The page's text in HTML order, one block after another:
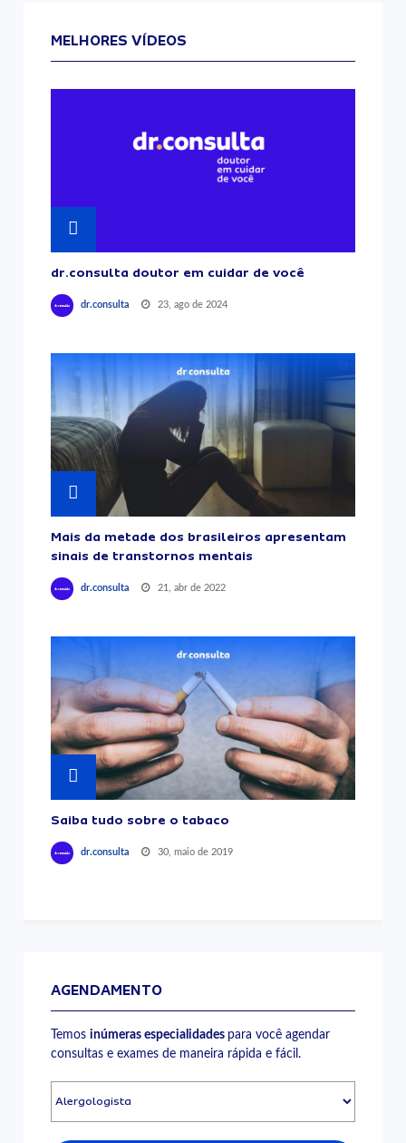
MELHORES VÍDEOS
dr.consulta doutor em cuidar de você
dr.consulta 23, ago de 2024
Mais da metade dos brasileiros apresentam
sinais de transtornos mentais
dr.consulta 21, abr de 2022
Saiba tudo sobre o tabaco
dr.consulta 30, maio de 2019
AGENDAMENTO
Temosinúmeras especialidades para você agendar
consultas e exames de maneira rápida e fácil.